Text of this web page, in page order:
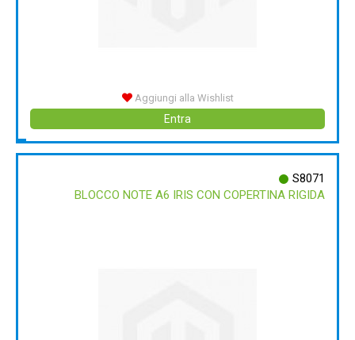
Aggiungi alla Wishlist
Entra
S8071
BLOCCO NOTE A6 IRIS CON COPERTINA RIGIDA